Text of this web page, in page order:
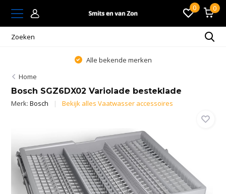
0 0
Alle bekende merken
Home
Bosch SGZ6DX02 Variolade besteklade
Merk:Bosch Bekijk alles Vaatwasser accessoires